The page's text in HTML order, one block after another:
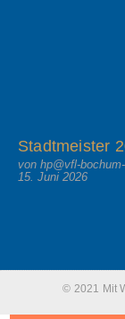
Stadtmeister
von hp@vfl-
15. Juni 2026
© 2021 Mit